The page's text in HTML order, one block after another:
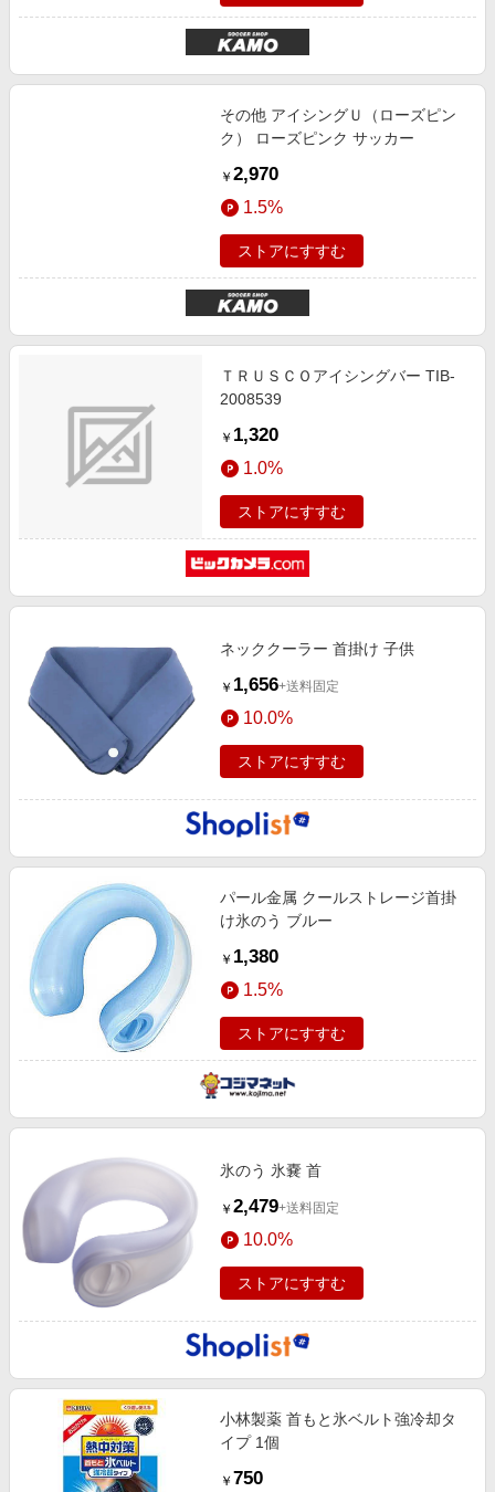
その他 アイシングＵ（ローズピン
ク） ローズピンク サッカー
￥ 2,970
1.5%
ストアにすすむ
ＴＲＵＳＣＯアイシングバー TIB-
2008539
￥ 1,320
1.0%
ストアにすすむ
ネッククーラー 首掛け 子供
￥ 1,656+送料固定
10.0%
ストアにすすむ
パール金属 クールストレージ首掛
け氷のう ブルー
￥ 1,380
1.5%
ストアにすすむ
氷のう 氷嚢 首
￥ 2,479+送料固定
10.0%
ストアにすすむ
小林製薬 首もと氷ベルト強冷却タ
イプ 1個
￥ 750